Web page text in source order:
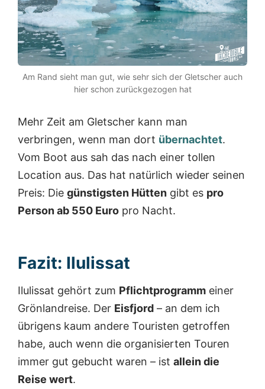
Am Rand sieht man gut, wie sehr sich der Gletscher auch
hier schon zurückgezogen hat
Mehr Zeit am Gletscher kann man
verbringen, wenn man dort übernachtet.
Vom Boot aus sah das nach einer tollen
Location aus. Das hat natürlich wieder seinen
Preis: Die günstigsten Hütten gibt es pro
Person ab 550 Euro pro Nacht.
Fazit: Ilulissat
Ilulissat gehört zum Pflichtprogramm einer
Grönlandreise. Der Eisfjord – an dem ich
übrigens kaum andere Touristen getroffen
habe, auch wenn die organisierten Touren
immer gut gebucht waren – ist allein die
Reise wert.